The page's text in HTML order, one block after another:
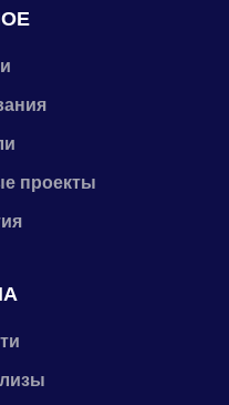
проекты